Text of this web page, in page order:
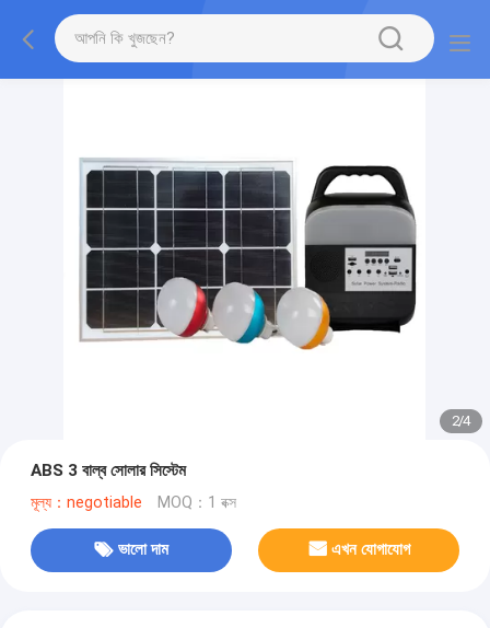
2/4
ABS 3 বাল্ব সোলার সিস্টেম
মূল্য：negotiable MOQ：1 বক্স
ভালো দাম এখন যোগাযোগ